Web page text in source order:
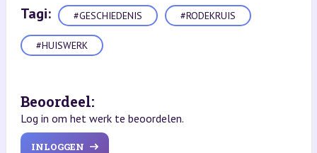
Tagi: #GESCHIEDENIS #RODEKRUIS
#HUISWERK
Beoordeel:
Log in om het werk te beoordelen.
INLOGGEN